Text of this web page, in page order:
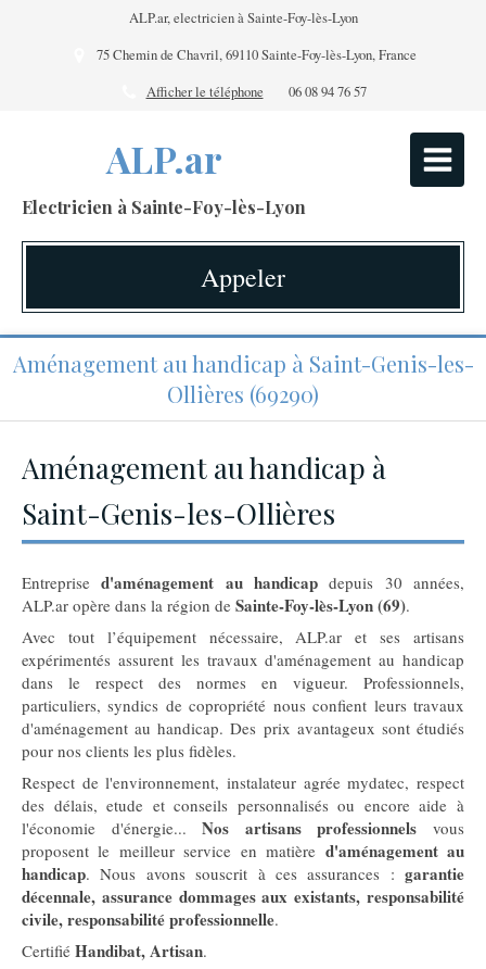
ALP.ar, electricien à Sainte-Foy-lès-Lyon
75 Chemin de Chavril, 69110 Sainte-Foy-lès-Lyon, France
Afficher le téléphone
06 08 94 76 57
ALP.ar
Electricien à Sainte-Foy-lès-Lyon
Appeler
Aménagement au handicap à Saint-Genis-les-
Ollières (69290)
Aménagement au handicap à
Saint-Genis-les-Ollières
Entreprise d'aménagement au handicap depuis 30 années,
ALP.ar opère dans la région de Sainte-Foy-lès-Lyon (69).
Avec tout l’équipement nécessaire, ALP.ar et ses artisans
expérimentés assurent les travaux d'aménagement au handicap
dans le respect des normes en vigueur. Professionnels,
particuliers, syndics de copropriété nous confient leurs travaux
d'aménagement au handicap. Des prix avantageux sont étudiés
pour nos clients les plus fidèles.
Respect de l'environnement, instalateur agrée mydatec, respect
des délais, etude et conseils personnalisés ou encore aide à
l'économie d'énergie...Nos artisans professionnels vous
proposent le meilleur service en matière d'aménagement au
handicap. Nous avons souscrit à ces assurances : garantie
décennale, assurance dommages aux existants, responsabilité
civile, responsabilité professionnelle.
Certifié Handibat, Artisan.